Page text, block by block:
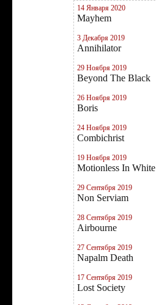
14 Января 2020
Mayhem
3 Декабря 2019
Annihilator
29 Ноября 2019
Beyond The Black
26 Ноября 2019
Boris
24 Ноября 2019
Combichrist
19 Ноября 2019
Motionless In White
29 Сентября 2019
Non Serviam
28 Сентября 2019
Airbourne
27 Сентября 2019
Napalm Death
17 Сентября 2019
Lost Society